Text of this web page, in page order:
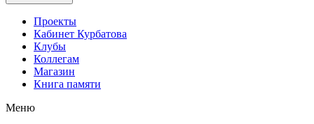
Проекты
Кабинет Курбатова
Клубы
Коллегам
Магазин
Книга памяти
Меню